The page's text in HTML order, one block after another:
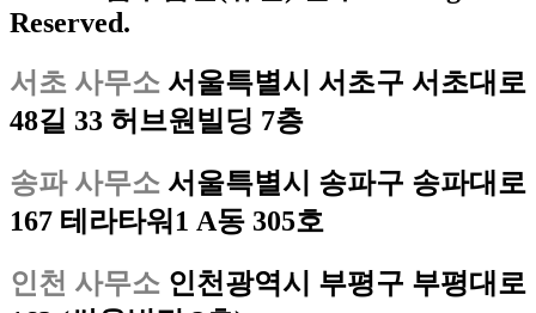
Reserved.
서초 사무소 서울특별시 서초구 서초대로
48길 33 허브원빌딩 7층
송파 사무소 서울특별시 송파구 송파대로
167 테라타워1 A동 305호
인천 사무소 인천광역시 부평구 부평대로